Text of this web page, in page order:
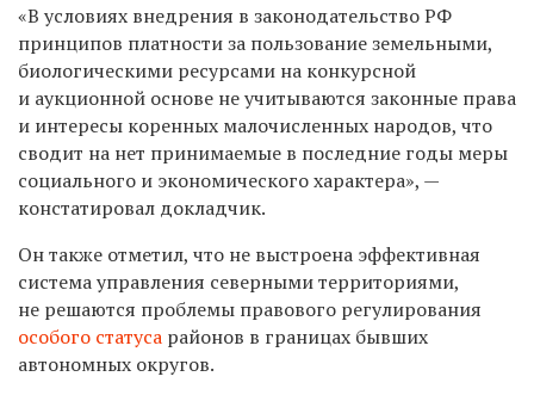
«В условиях внедрения в законодательство РФ
принципов платности за пользование земельными,
биологическими ресурсами на конкурсной
и аукционной основе не учитываются законные права
и интересы коренных малочисленных народов, что
сводит на нет принимаемые в последние годы меры
социального и экономического характера», —
констатировал докладчик.
Он также отметил, что не выстроена эффективная
система управления северными территориями,
не решаются проблемы правового регулирования
особого статуса районов в границах бывших
автономных округов.